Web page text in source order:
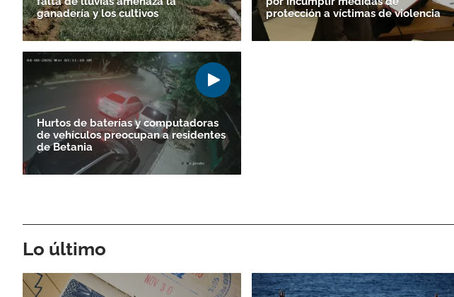
ganadería y los cultivos
protección a víctimas de violencia
Hurtos de baterías y computadoras
de vehículos preocupan a residentes
de Betania
Lo último